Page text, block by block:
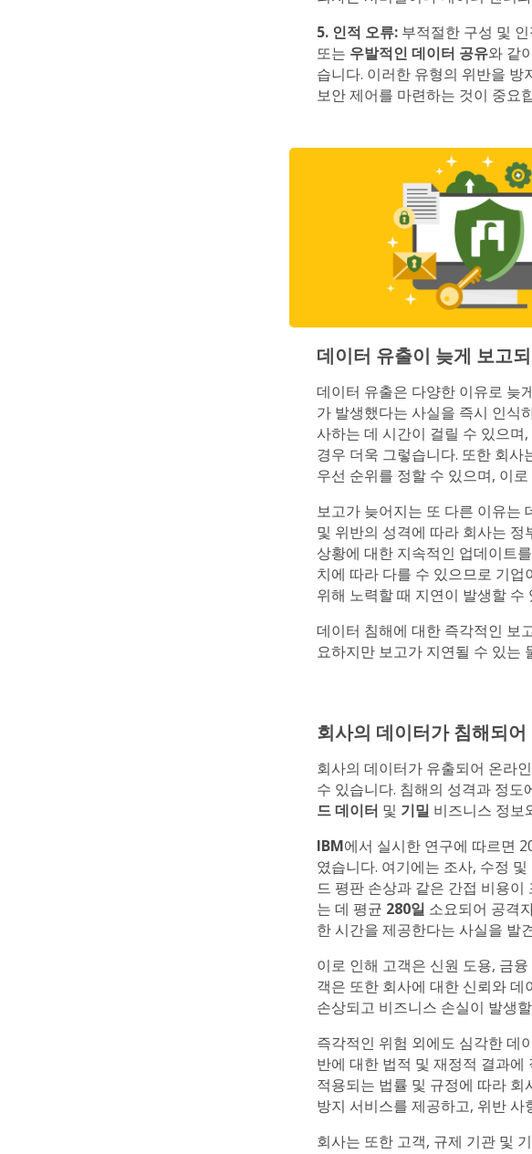
5. 인적 오류: 부적절한 구성 및
또는 우발적인 데이터 공유와 같
습니다. 이러한 유형의 위반을
보안 제어를 마련하는 것이 중요
데이터 유출이 늦게 보고
데이터 유출은 다양한 이유로 늦
가 발생했다는 사실을 즉시 인식
사하는 데 시간이 걸릴 수 있으
경우 더욱 그렇습니다. 또한 회
우선 순위를 정할 수 있으며, 이
보고가 늦어지는 또 다른 이유는
및 위반의 성격에 따라 회사는
상황에 대한 지속적인 업데이트
치에 따라 다를 수 있으므로 기
위해 노력할 때 지연이 발생할 수
데이터 침해에 대한 즉각적인 보
요하지만 보고가 지연될 수 있는
회사의 데이터가 침해되
회사의 데이터가 유출되어 온라
수 있습니다. 침해의 성격과 정
드 데이터 및 기밀 비즈니스 정보
IBM에서 실시한 연구에 따르면
였습니다. 여기에는 조사, 수정
드 평판 손상과 같은 간접 비용
는 데 평균 280일 소요되어 공격
한 시간을 제공한다는 사실을 발
이로 인해 고객은 신원 도용, 금
객은 또한 회사에 대한 신뢰와
손상되고 비즈니스 손실이 발생
즉각적인 위험 외에도 심각한 데
반에 대한 법적 및 재정적 결과
적용되는 법률 및 규정에 따라
방지 서비스를 제공하고, 위반
회사는 또한 고객, 규제 기관 및